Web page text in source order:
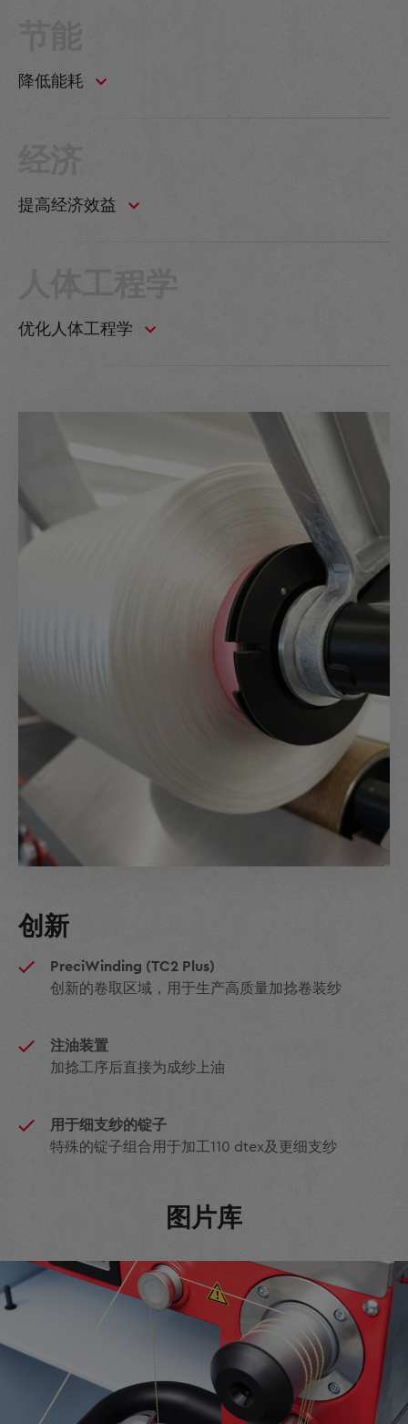
降低能耗
提高经济效益
优化人体工程学
创新
PreciWinding (TC2 Plus)
创新的卷取区域，用于生产高质量加捻卷装纱
注油装置
加捻工序后直接为成纱上油
用于细支纱的锭子
特殊的锭子组合用于加工110 dtex及更细支纱
图片库